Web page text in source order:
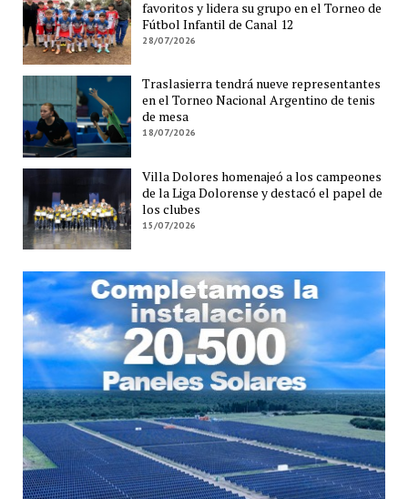
favoritos y lidera su grupo en el Torneo de
Fútbol Infantil de Canal 12
28/07/2026
Traslasierra tendrá nueve representantes
en el Torneo Nacional Argentino de tenis
de mesa
18/07/2026
Villa Dolores homenajeó a los campeones
de la Liga Dolorense y destacó el papel de
los clubes
15/07/2026